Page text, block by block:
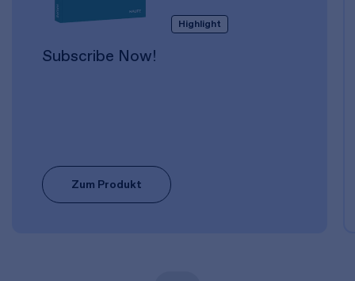
Highlight
Subscribe Now!
Zum Produkt